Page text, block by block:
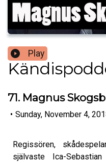
Play
71. Magnus
• Sunday, November 4,
Regissören,
självaste Ica-